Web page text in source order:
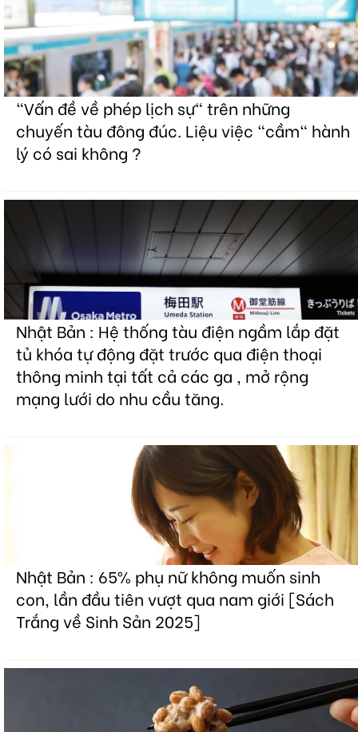
"Vấn đề về phép lịch sự" trên những
chuyến tàu đông đúc. Liệu việc "cầm" hành
lý có sai không ?
Nhật Bản : Hệ thống tàu điện ngầm lắp đặt
tủ khóa tự động đặt trước qua điện thoại
thông minh tại tất cả các ga , mở rộng
mạng lưới do nhu cầu tăng.
Nhật Bản : 65% phụ nữ không muốn sinh
con, lần đầu tiên vượt qua nam giới [Sách
Trắng về Sinh Sản 2025]